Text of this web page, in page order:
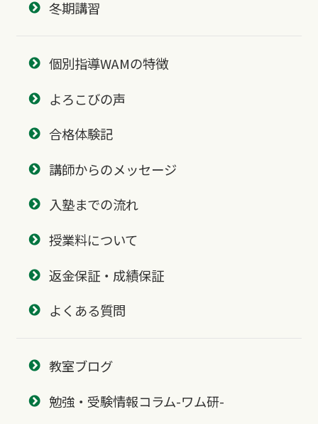
冬期講習
個別指導WAMの特徴
よろこびの声
合格体験記
講師からのメッセージ
入塾までの流れ
授業料について
返金保証・成績保証
よくある質問
教室ブログ
勉強・受験情報コラム-ワム研-